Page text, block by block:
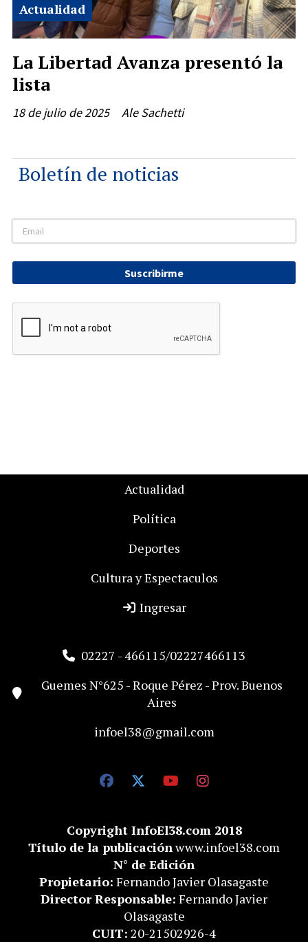
La Libertad Avanza presentó la
lista
Ale Sachetti
Actualidad
18 de julio de 2025
Boletín de noticias
Suscribirme
Actualidad
Política
Deportes
Cultura y Espectaculos
Ingresar
Copyright InfoEl38.com 2018
Título de la publicaciónwww.infoel38.com
N° de Edición
Propietario: Fernando Javier Olasagaste
Director Responsable: Fernando Javier
Olasagaste
CUIT: 20-21502926-4
02227 - 466115/02227466113
Guemes N°625 - Roque Pérez - Prov. Buenos
Aires
infoel38@gmail.com